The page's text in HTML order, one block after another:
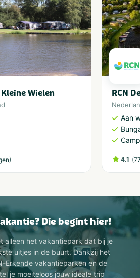
Wielen
)
RCN
Aan
4.1 (
Die begint hier!
alleen het vakantiepark dat bij je
uitjes in de buurt. Dankzij het
Erkende vakantieparken en de
je moeiteloos jouw ideale trip